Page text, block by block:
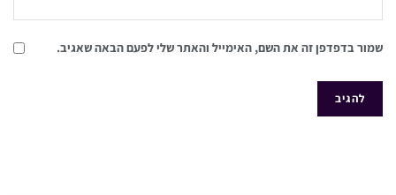
שמור בדפדפן זה את השם, האימייל והאתר שלי לפעם הבאה שאגיב.